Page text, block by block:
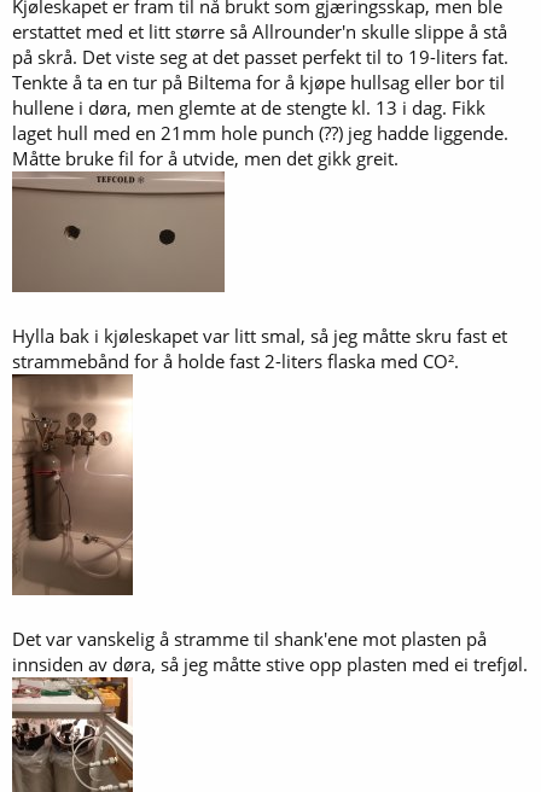
Kjøleskapet er fram til nå brukt som gjæringsskap, men ble
erstattet med et litt større så Allrounder'n skulle slippe å stå
på skrå. Det viste seg at det passet perfekt til to 19-liters fat.
Tenkte å ta en tur på Biltema for å kjøpe hullsag eller bor til
hullene i døra, men glemte at de stengte kl. 13 i dag. Fikk
laget hull med en 21mm hole punch (??) jeg hadde liggende.
Måtte bruke fil for å utvide, men det gikk greit.
Hylla bak i kjøleskapet var litt smal, så jeg måtte skru fast et
strammebånd for å holde fast 2-liters flaska med CO².
Det var vanskelig å stramme til shank'ene mot plasten på
innsiden av døra, så jeg måtte stive opp plasten med ei trefjøl.